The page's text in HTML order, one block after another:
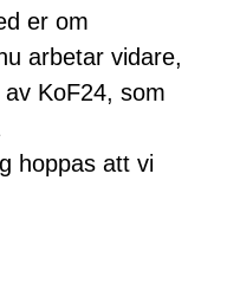
er om
arbetar vidare,
KoF24, som
hoppas att vi